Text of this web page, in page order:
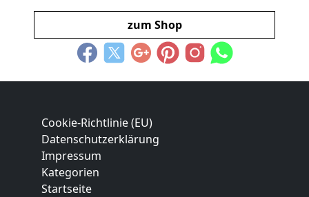
zum Shop
Cookie-Richtlinie (EU)
Datenschutzerklärung
Impressum
Kategorien
Startseite